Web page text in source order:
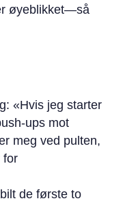
øyeblikket—så
«Hvis jeg starter
ups mot
meg ved pulten,
for
de første to